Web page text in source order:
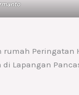
Peringatan
Lapangan